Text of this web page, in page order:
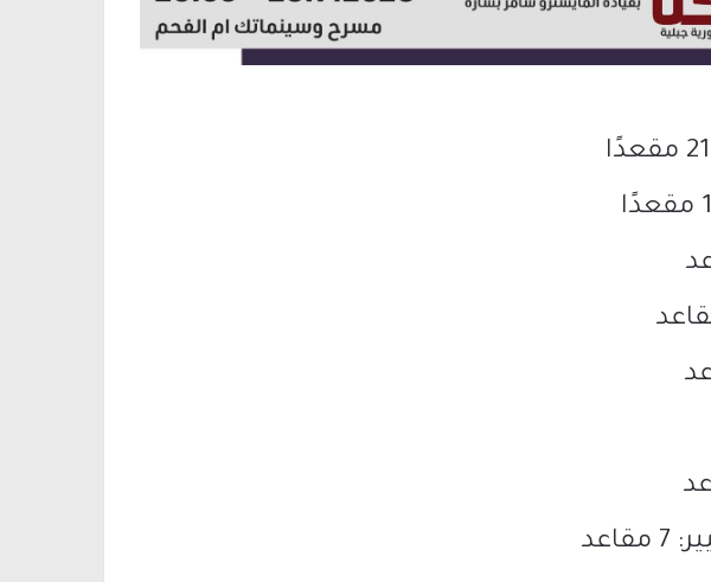
: 7 مقاعد